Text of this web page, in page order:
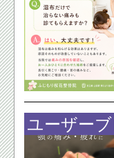
ユーザー